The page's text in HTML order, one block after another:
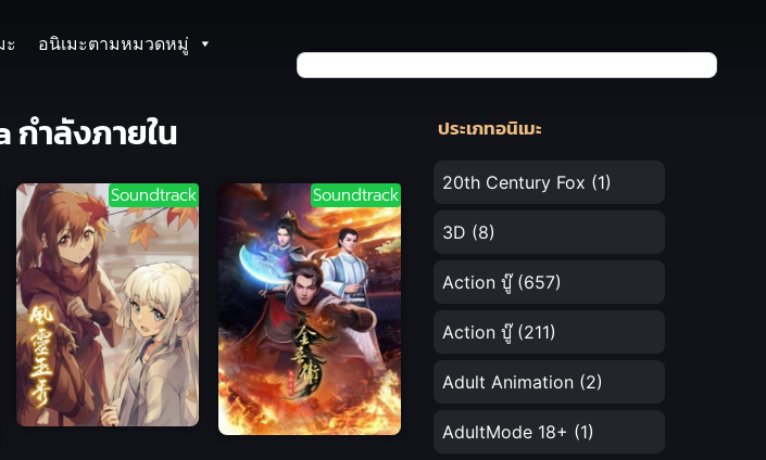
ะ
อนิเมะตามหมวดหมู่
กำลังภายใน
Soundtrack Soundtrack
ประเภทอนิเมะ
20th Century Fox (1)
3D (8)
Action บู๊(657)
Action บู๊(211)
Adult Animation (2)
AdultMode 18+ (1)